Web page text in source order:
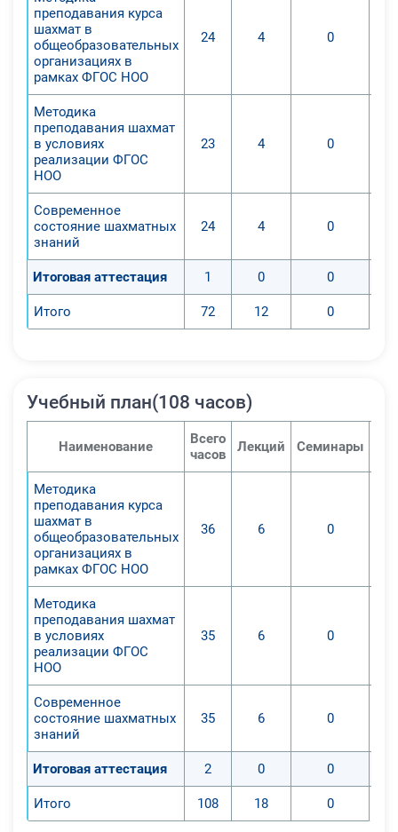
совершенствования
эмоционально-волевой сферы
шахматного образования, в том
шахматной игры и методике
преподавания шахмат;
6. Получение педагогами опыта
творческой деятельности в области
«шахматы».
В результате обучения на курсе
обучающиеся приобретут
следующие знания и навыки:
«Шахматы» в начальной
общеобразовательной школе;
2. Изучени теоретический базы
учебного курса «шахматы»,
культуры, вида спорта и важного
компонента успешного
3. Получены методические знания
дисциплины «Шахматы» в
начальной общеобразовательной
школе;
4. Сформированы практические
эффективной деятельности по
«Шахматы» в НОО;
5. Созданы предпосылки для
самообразования учителя по
преподавания курса
шахмат в
общеобразовательных
организациях в
рамках ФГОС НОО
24 4 0
Методика
преподавания шахмат
в условиях
реализации ФГОС
НОО
23 4 0
Современное
состояние шахматных
знаний
24 4 0
Итоговая аттестация 1 0 0
Итого 72 12 0
Учебный план(108 часов)
Наименование
Всего
часов
Лекций Семинары
Методика
преподавания курса
шахмат в
общеобразовательных
организациях в
рамках ФГОС НОО
36 6 0
Методика
преподавания шахмат
в условиях
реализации ФГОС
НОО
35 6 0
Современное
состояние шахматных
знаний
35 6 0
Итоговая аттестация 2 0 0
Итого 108 18 0